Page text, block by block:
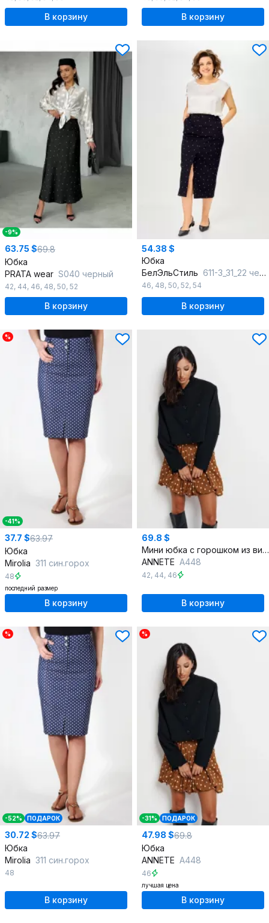
В корзину В корзину
-9%
63.75 $69.8
Юбка
PRATA wear S040 черный
42, 44, 46, 48, 50, 52
В корзину
54.38 $
Юбка
БелЭльСтиль 611-3_31_22 чернильно-синий_горох
46, 48, 50, 52, 54
В корзину
%
-41%
37.7 $63.97
Юбка
Mirolia 311 син.горох
48
последний размер
В корзину
69.8 $
Мини юбка с горошком из вискозы и текстиля
ANNETE A448
42, 44, 46
В корзину
%
-52% ПОДАРОК
30.72 $63.97
Юбка
Mirolia 311 син.горох
48
В корзину
%
-31% ПОДАРОК
47.98 $69.8
Юбка
ANNETE A448
46
лучшая цена
В корзину